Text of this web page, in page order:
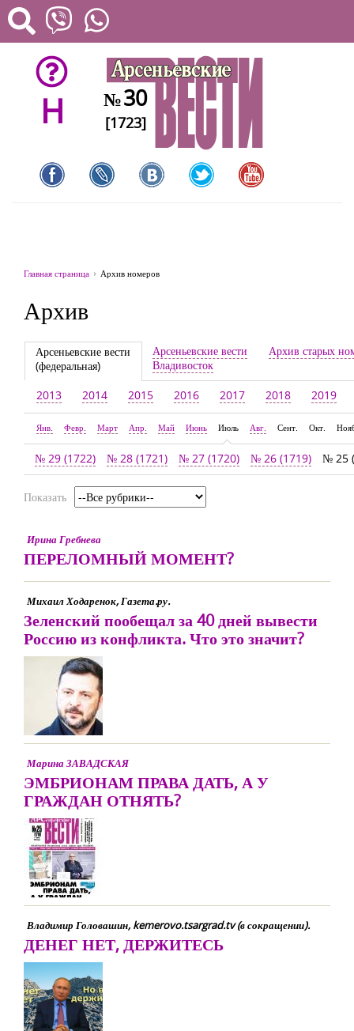
H №30
[1723]
Главная страница Архив номеров
Архив
Арсеньевские вести
(федеральная)
Арсеньевские вести
Владивосток
Архив старых
2013 2014 2015 2016 2017 2018 2019
Янв. Февр. Март Апр. Май Июнь Июль Авг. Сент. Окт.
№ 29 (1722) № 28 (1721) № 27 (1720) № 26 (1719) № 25
Показать
Ирина Гребнева
ПЕРЕЛОМНЫЙ МОМЕНТ?
Михаил Ходаренок, Газета.ру.
Зеленский пообещал за 40 дней вывести
Россию из конфликта. Что это значит?
Марина ЗАВАДСКАЯ
ЭМБРИОНАМ ПРАВА ДАТЬ, А У
ГРАЖДАН ОТНЯТЬ?
Владимир Головашин, kemerovo.tsargrad.tv (в сокращении).
ДЕНЕГ НЕТ, ДЕРЖИТЕСЬ